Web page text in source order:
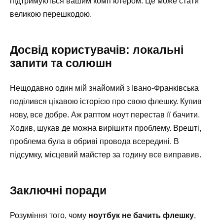
великою перешкодою.
Досвід користувачів: локальні
запити та солюшн
Нещодавно один мій знайомий з Івано-Франківська
поділився цікавою історією про свою флешку. Купив
нову, все добре. Аж раптом ноут перестав її бачити.
Ходив, шукав де можна вирішити проблему. Врешті,
проблема була в обриві провода всередині. В
підсумку, місцевий майстер за годину все виправив.
Заключні поради
Розуміння того, чому ноутбук не бачить флешку,